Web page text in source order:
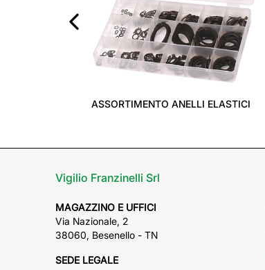
ASSORTIMENTO ANELLI ELASTICI
Vigilio Franzinelli Srl
MAGAZZINO E UFFICI
Via Nazionale, 2
38060, Besenello - TN
SEDE LEGALE